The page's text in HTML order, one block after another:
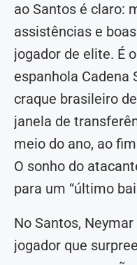
ao Santos é claro:
assistências e
jogador de elite. É
espanhola Cadena
craque brasileiro
janela de
meio do ano, ao
O sonho do
para um “último
No Santos,
jogador que